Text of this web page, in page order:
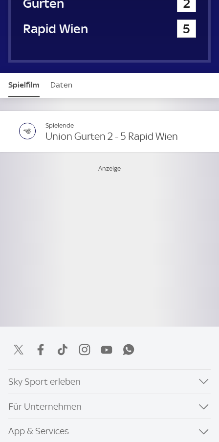
Union Gurten
2
Rapid Wien
5
Spielfilm Daten
Spielende
Union Gurten 2 - 5 Rapid Wien
Sky Sport erleben
Für Unternehmen
App & Services